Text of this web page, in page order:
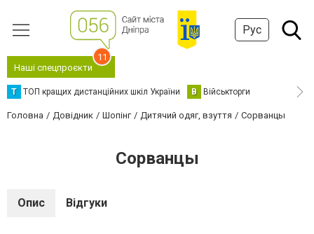
Рус
Наші спецпроєкти
11
Т ТОП кращих дистанційних шкіл України В Військторги
Головна Довідник Шопінг Дитячий одяг, взуття Сорванцы
Сорванцы
Опис Відгуки